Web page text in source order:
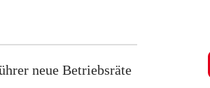
neue Betriebsräte